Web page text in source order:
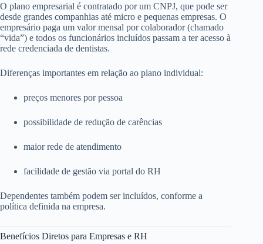
O plano empresarial é contratado por um CNPJ, que pode ser
desde grandes companhias até micro e pequenas empresas. O
empresário paga um valor mensal por colaborador (chamado
“vida”) e todos os funcionários incluídos passam a ter acesso à
rede credenciada de dentistas.
Diferenças importantes em relação ao plano individual:
preços menores por pessoa
possibilidade de redução de carências
maior rede de atendimento
facilidade de gestão via portal do RH
Dependentes também podem ser incluídos, conforme a
política definida na empresa.
Benefícios Diretos para Empresas e RH